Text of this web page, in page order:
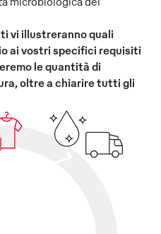
vi illustreranno quali
ai vostri specifici requisiti
le quantità di
oltre a chiarire tutti gli